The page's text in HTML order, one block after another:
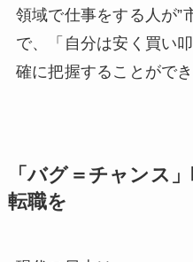
領域で仕事をする人が”
で、「自分は安く買い
確に把握することができ
「バグ＝チャンス
転職を